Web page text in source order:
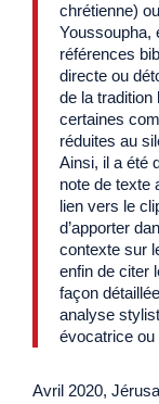
chrétienne)
Youssoupha,
références
directe ou
de la tradition
certaines
réduites au
Ainsi, il a été
note de texte
lien vers le
d’apporter
contexte sur
enfin de citer
façon
analyse
évocatrice ou
Avril 2020,